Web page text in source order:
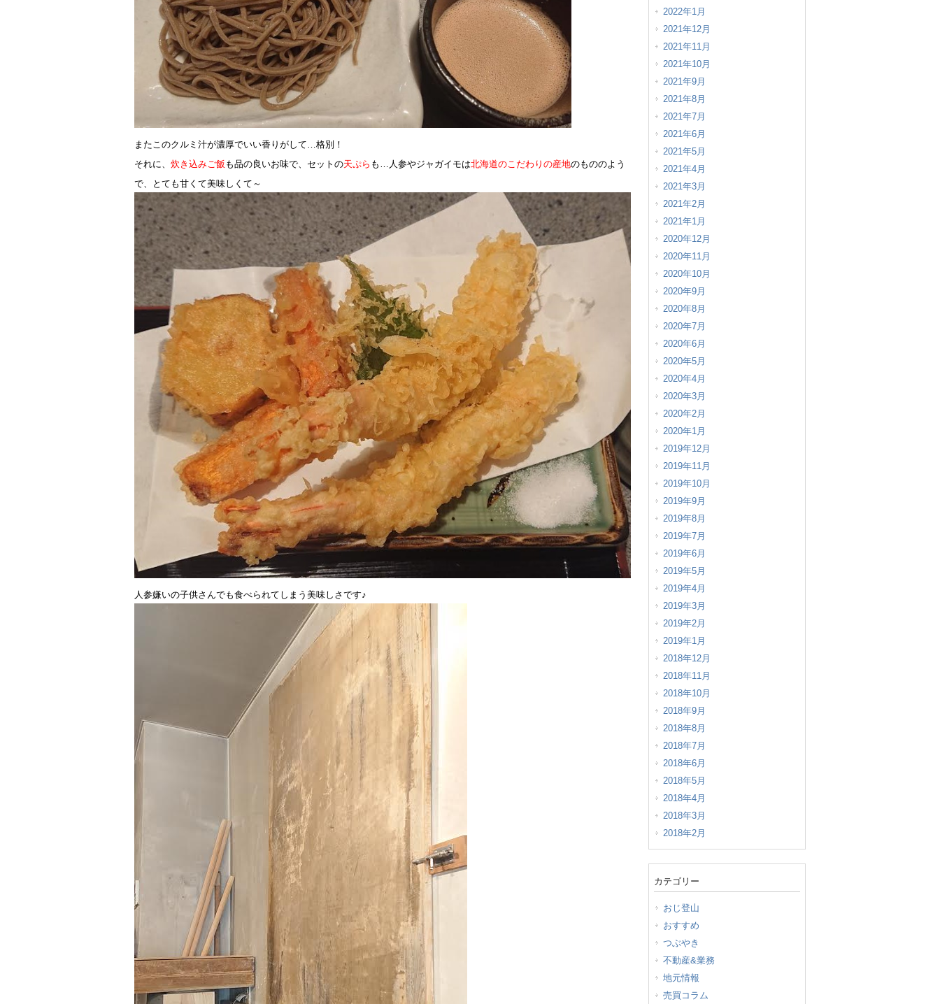
またこのクルミ汁が濃厚でいい香りがして…格別！
それに、 炊き込みご飯 も品の良いお味で、セットの天ぷら も…人参やジャガイモは北海道のこだわりの産地のもののよう
で、とても甘くて美味しくて～
人参嫌いの子供さんでも食べられてしまう美味しさです♪
2022年1月
2021年12月
2021年11月
2021年10月
2021年9月
2021年8月
2021年7月
2021年6月
2021年5月
2021年4月
2021年3月
2021年2月
2021年1月
2020年12月
2020年11月
2020年10月
2020年9月
2020年8月
2020年7月
2020年6月
2020年5月
2020年4月
2020年3月
2020年2月
2020年1月
2019年12月
2019年11月
2019年10月
2019年9月
2019年8月
2019年7月
2019年6月
2019年5月
2019年4月
2019年3月
2019年2月
2019年1月
2018年12月
2018年11月
2018年10月
2018年9月
2018年8月
2018年7月
2018年6月
2018年5月
2018年4月
2018年3月
2018年2月
カテゴリー
おじ登山
おすすめ
つぶやき
不動産&業務
地元情報
売買コラム